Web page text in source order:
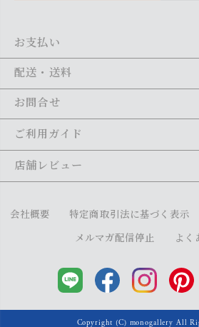
お支払い
Amazon Pay、クレジットカード、代金引換
い。
配送・送料
全商品送料無料
状況によって、多少前後する場合がございま
お問合せ
メール：shopping@monogallery.jp
メールの返信につきましては、1～2営業日
ご利用ガイド
店舗レビュー
会社概要 特定商取引法に基づく表示
メルマガ配信停止
よく
Copyright (C) monogallery All